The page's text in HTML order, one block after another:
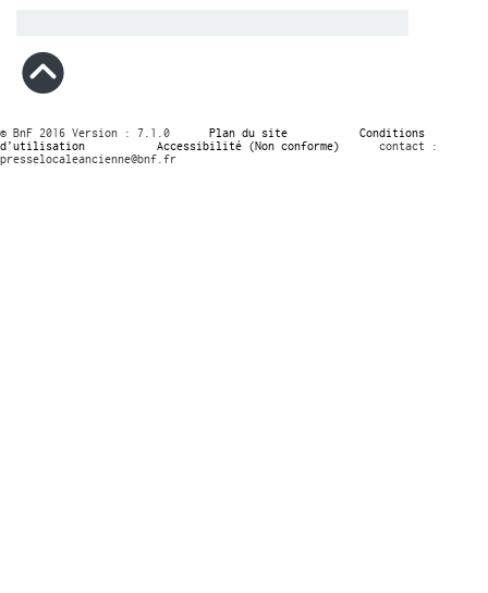
© BnF 2016 Version : 7.1.0 Plan du site
Conditions
d’utilisation
Accessibilité (Non conforme)
contact :
presselocaleancienne@bnf.fr